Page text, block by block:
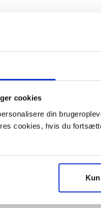
cookies
din
cookies, hvis du